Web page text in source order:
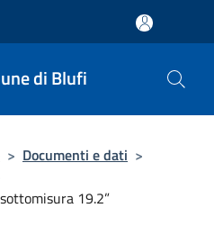
di Blufi
> Documenti e dati >
19.2”